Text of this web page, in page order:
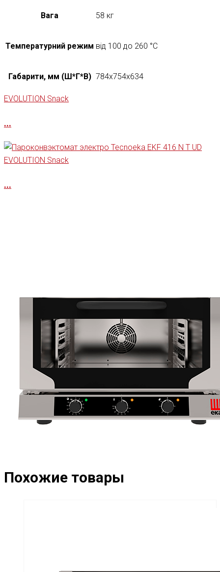
Вага 58 кг
Температурний режим від 100 до 260 °С
Габарити, мм (Ш*Г*В) 784х754х634
EVOLUTION Snack
...
EVOLUTION Snack
...
Похожие товары